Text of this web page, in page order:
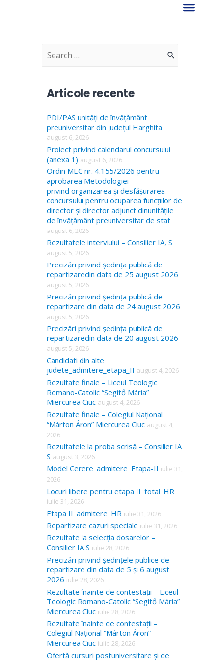
S
c
h
f
o
r
:
Articole recente
PDI/PAS unități de învățământ
preuniversitar din județul Harghita
august 6, 2026
Proiect privind calendarul concursului
(anexa 1) august 6, 2026
Ordin MEC nr. 4.155/2026 pentru
aprobarea Metodologiei
privind organizarea și desfășurarea
concursului pentru ocuparea funcțiilor de
director și director adjunct dinunitățile
de învățământ preuniversitar de stat
august 6, 2026
Rezultatele interviului – Consilier IA, S
august 5, 2026
Precizări privind ședința publică de
repartizaredin data de 25 august 2026
august 5, 2026
Precizări privind ședința publică de
repartizare din data de 24 august 2026
august 5, 2026
Precizări privind ședința publică de
repartizaredin data de 20 august 2026
august 5, 2026
Candidati din alte
judete_admitere_etapa_II august 4, 2026
Rezultate finale – Liceul Teologic
Romano-Catolic “Segítő Mária”
Miercurea Ciuc august 4, 2026
Rezultate finale – Colegiul Național
“Márton Áron” Miercurea Ciuc august 4,
2026
Rezultatele la proba scrisă – Consilier IA
S august 3, 2026
Model Cerere_admitere_Etapa-II iulie 31,
2026
Locuri libere pentru etapa II_total_HR
iulie 31, 2026
Etapa II_admitere_HR iulie 31, 2026
Repartizare cazuri speciale iulie 31, 2026
Rezultate la selecția dosarelor –
Consilier IA S iulie 28, 2026
Precizări privind ședințele publice de
repartizare din data de 5 și 6 august
2026 iulie 28, 2026
Rezultate înainte de contestații – Liceul
Teologic Romano-Catolic “Segítő Mária”
Miercurea Ciuc iulie 28, 2026
Rezultate înainte de contestații –
Colegiul Național “Márton Áron”
Miercurea Ciuc iulie 28, 2026
Ofertă cursuri postuniversitare și de